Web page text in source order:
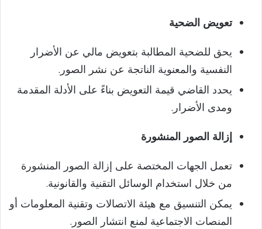
تعويض الضحية
يحق للضحية المطالبة بتعويض مالي عن الأضرار
النفسية والمعنوية الناتجة عن نشر الصور.
يحدد القاضي قيمة التعويض بناءً على الأدلة المقدمة
ومدى الأضرار.
إزالة الصور المنشورة
تعمل الجهات المختصة على إزالة الصور المنشورة
من خلال استخدام الوسائل التقنية والقانونية.
يمكن التنسيق مع هيئة الاتصالات وتقنية المعلومات أو
المنصات الاجتماعية لمنع انتشار الصور.